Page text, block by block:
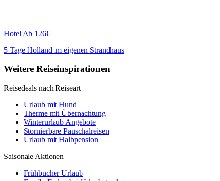
Hotel Ab 126€
5 Tage Holland im eigenen Strandhaus
Weitere Reiseinspirationen
Reisedeals nach Reiseart
Urlaub mit Hund
Therme mit Übernachtung
Winterurlaub Angebote
Stornierbare Pauschalreisen
Urlaub mit Halbpension
Saisonale Aktionen
Frühbucher Urlaub